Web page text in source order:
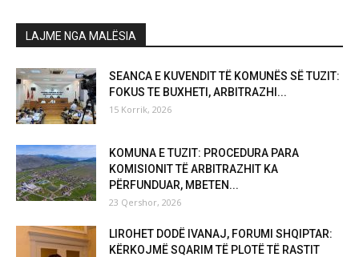
LAJME NGA MALËSIA
SEANCA E KUVENDIT TË KOMUNËS SË TUZIT:
FOKUS TE BUXHETI, ARBITRAZHI...
15 Korrik, 2026
KOMUNA E TUZIT: PROCEDURA PARA
KOMISIONIT TË ARBITRAZHIT KA
PËRFUNDUAR, MBETEN...
23 Qershor, 2026
LIROHET DODË IVANAJ, FORUMI SHQIPTAR:
KËRKOJMË SQARIM TË PLOTË TË RASTIT